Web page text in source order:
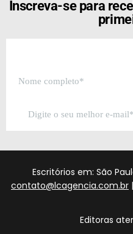
Inscreva-se para
Escritórios em: São
contato@lcagencia.com.br |
Editoras